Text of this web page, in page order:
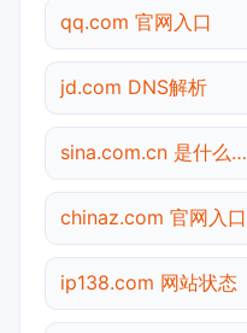
qq.com 官网入口
jd.com DNS解析
sina.com.cn 是什么网站
chinaz.com 官网入口
ip138.com 网站状态